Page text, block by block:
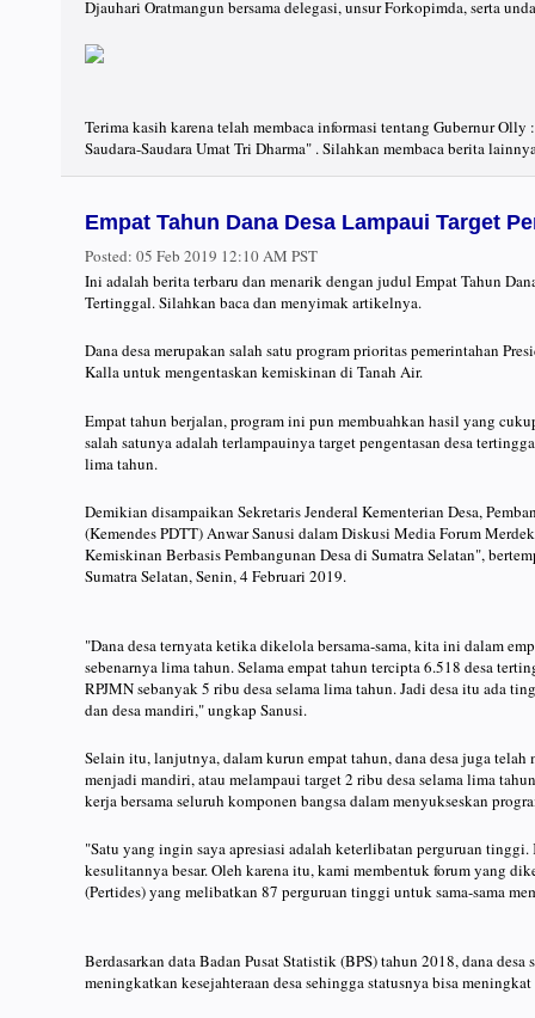
Djauhari Oratmangun bersama delegasi, unsur Forkopimda, serta
Terima kasih karena telah membaca informasi tentang Gubernur
Saudara-Saudara Umat Tri Dharma" . Silahkan membaca berita
Empat Tahun Dana Desa Lampaui Target
Posted: 05 Feb 2019 12:10 AM PST
Ini adalah berita terbaru dan menarik dengan judul Empat Tahun
Tertinggal. Silahkan baca dan menyimak artikelnya.
Dana desa merupakan salah satu program prioritas pemerintahan
Kalla untuk mengentaskan kemiskinan di Tanah Air.
Empat tahun berjalan, program ini pun membuahkan hasil yang
salah satunya adalah terlampauinya target pengentasan desa
lima tahun.
Demikian disampaikan Sekretaris Jenderal Kementerian Desa,
(Kemendes PDTT) Anwar Sanusi dalam Diskusi Media Forum
Kemiskinan Berbasis Pembangunan Desa di Sumatra Selatan",
Sumatra Selatan, Senin, 4 Februari 2019.
"Dana desa ternyata ketika dikelola bersama-sama, kita ini dalam
sebenarnya lima tahun. Selama empat tahun tercipta 6.518 desa
RPJMN sebanyak 5 ribu desa selama lima tahun. Jadi desa itu ada
dan desa mandiri," ungkap Sanusi.
Selain itu, lanjutnya, dalam kurun empat tahun, dana desa juga
menjadi mandiri, atau melampaui target 2 ribu desa selama lima
kerja bersama seluruh komponen bangsa dalam menyukseskan
"Satu yang ingin saya apresiasi adalah keterlibatan perguruan
kesulitannya besar. Oleh karena itu, kami membentuk forum yang
(Pertides) yang melibatkan 87 perguruan tinggi untuk sama-sama
Berdasarkan data Badan Pusat Statistik (BPS) tahun 2018, dana
meningkatkan kesejahteraan desa sehingga statusnya bisa